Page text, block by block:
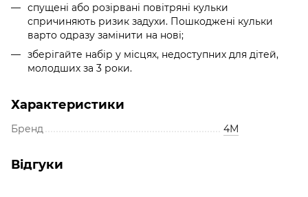
спущені або розірвані повітряні кульки
спричиняють ризик задухи. Пошкоджені кульки
варто одразу замінити на нові;
зберігайте набір у місцях, недоступних для дітей,
молодших за 3 роки.
Характеристики
Бренд 4М
Відгуки